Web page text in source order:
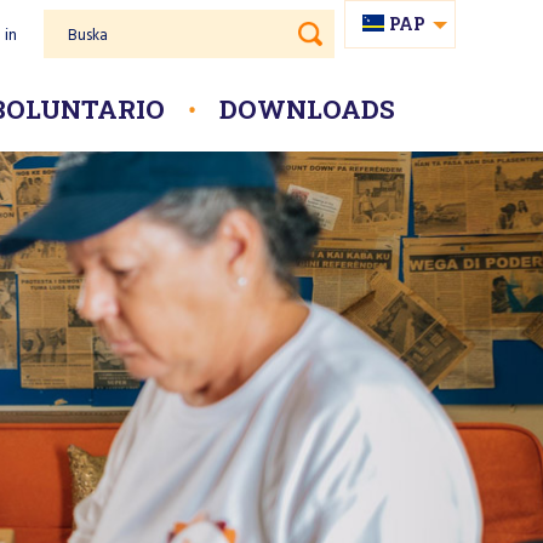
PAP
DOWNLOADS
Buska